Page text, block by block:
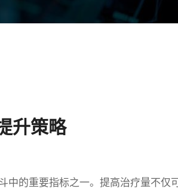
升策略
中的重要指标之一。提高治疗量不仅